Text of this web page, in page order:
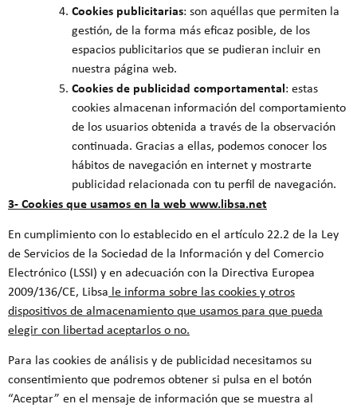
Cookies publicitarias: son aquéllas que permiten la
gestión, de la forma más eficaz posible, de los
espacios publicitarios que se pudieran incluir en
nuestra página web.
Cookies de publicidad comportamental: estas
cookies almacenan información del comportamiento
de los usuarios obtenida a través de la observación
continuada. Gracias a ellas, podemos conocer los
hábitos de navegación en internet y mostrarte
publicidad relacionada con tu perfil de navegación.
3- Cookies que usamos en la web www.libsa.net
En cumplimiento con lo establecido en el artículo 22.2 de la Ley
de Servicios de la Sociedad de la Información y del Comercio
Electrónico (LSSI) y en adecuación con la Directiva Europea
2009/136/CE, Libsa le informa sobre las cookies y otros
dispositivos de almacenamiento que usamos para que pueda
elegir con libertad aceptarlos o no.
Para las cookies de análisis y de publicidad necesitamos su
consentimiento que podremos obtener si pulsa en el botón
“Aceptar” en el mensaje de información que se muestra al